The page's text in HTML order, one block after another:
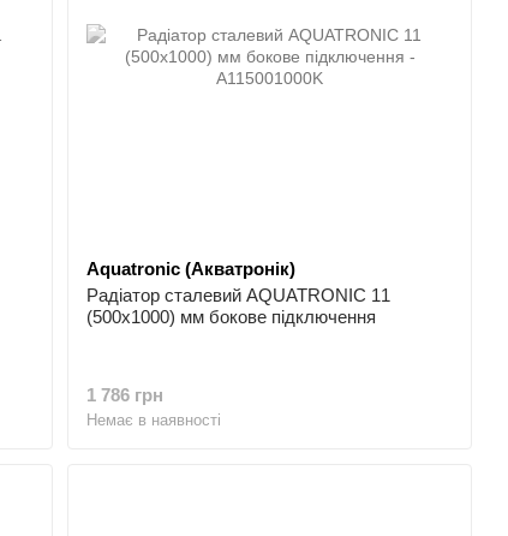
Aquatronic (Акватронік)
Радіатор сталевий AQUATRONIC 11
(500x1000) мм бокове підключення
1 786 грн
Немає в наявності